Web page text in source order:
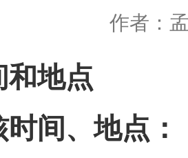
作者：
和地点
间、地点：